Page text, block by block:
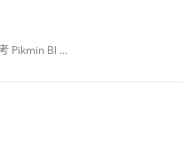
Pikmin Bl …